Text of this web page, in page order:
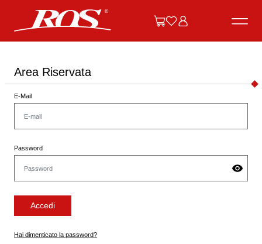
Area Riservata
E-Mail
Password
Accedi
Hai dimenticato la password?